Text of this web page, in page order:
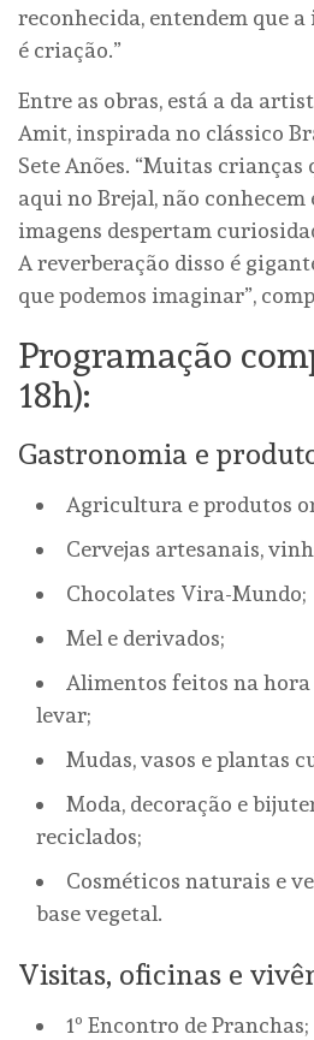
reconhecida, entendem que
é criação.”
Entre as obras, está a da
Amit, inspirada no clássico
Sete Anões. “Muitas crianças
aqui no Brejal, não conhecem
imagens despertam
A reverberação disso é
que podemos imaginar”,
Programação
18h):
Gastronomia e
Agricultura e produtos
Cervejas artesanais,
Chocolates Vira-Mundo;
Mel e derivados;
Alimentos feitos na
levar;
Mudas, vasos e plantas
Moda, decoração e
reciclados;
Cosméticos naturais e
base vegetal.
Visitas, oficinas e
1º Encontro de Pranchas;